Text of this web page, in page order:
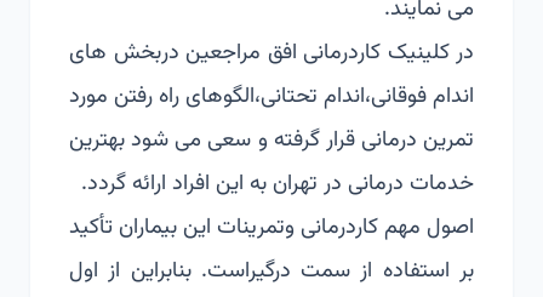
می نمایند.
در کلینیک کاردرمانی افق مراجعین دربخش های
اندام فوقانی،اندام تحتانی،الگوهای راه رفتن مورد
تمرین درمانی قرار گرفته و سعی می شود بهترین
خدمات درمانی در تهران به این افراد ارائه گردد.
اصول مهم کاردرمانی وتمرینات این بیماران تأکید
بر استفاده از سمت درگیراست. بنابراین از اول